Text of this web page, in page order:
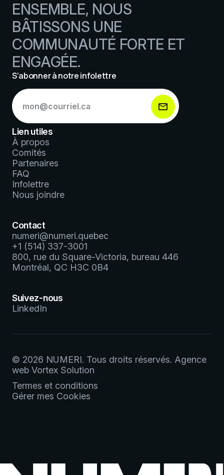
ENSEMBLE, NOUS
BÂTISSONS UNE
COMMUNAUTÉ FORTE ET
ENGAGÉE.
S’abonner à notre infolettre
S’abonner
à
notre
infolettre
*
Lien utiles
À propos
Comités
Partenaires
FAQ
Infolettre
Nous joindre
Contact
numeri@numeri.quebec
+1 (514) 337-3001
800, rue du Square-Victoria, bureau 446
Montréal, QC H3C 0B4
Suivez-nous
LinkedIn
© 2026 NUMERI. Tous droits réservés. Agence
web Vortex Solution
Termes et conditions
Gérer mes Cookies